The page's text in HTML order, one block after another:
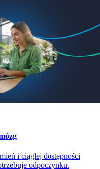
i ciągłej dostępności
odpoczynku.